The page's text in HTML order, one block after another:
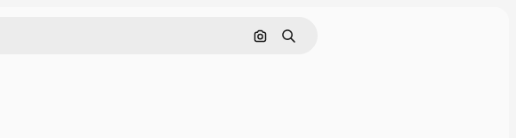
Cerca per immagine
Ricerca